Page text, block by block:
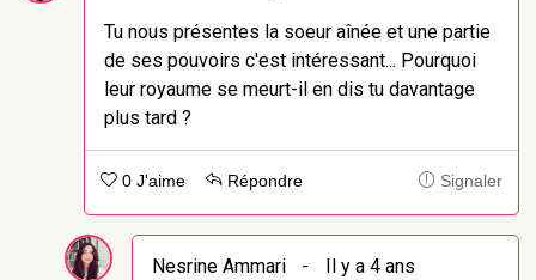
Tu nous présentes la soeur aînée et une partie
de ses pouvoirs c'est intéressant... Pourquoi
leur royaume se meurt-il en dis tu davantage
plus tard ?
0 J'aime Répondre Signaler
Nesrine Ammari -
Il y a 4 ans